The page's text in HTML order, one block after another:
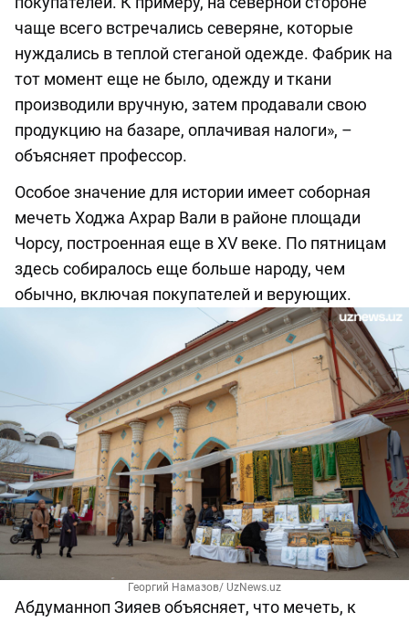
чаще всего встречались северяне, которые
нуждались в теплой стеганой одежде. Фабрик на
тот момент еще не было, одежду и ткани
производили вручную, затем продавали свою
продукцию на базаре, оплачивая налоги», –
объясняет профессор.
Особое значение для истории имеет соборная
мечеть Ходжа Ахрар Вали в районе площади
Чорсу, построенная еще в ХV веке. По пятницам
здесь собиралось еще больше народу, чем
обычно, включая покупателей и верующих.
Георгий Намазов/ UzNews.uz
Абдуманноп Зияев объясняет, что мечеть, к